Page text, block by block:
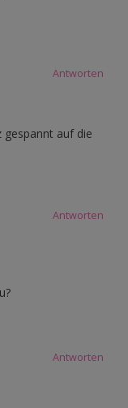
Antworten
gespannt auf die
Antworten
Antworten